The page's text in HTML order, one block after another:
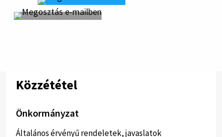
Közzététel
Önkormányzat
Általános érvényű rendeletek, javaslatok